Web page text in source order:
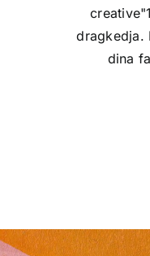
dragkedja.
dina